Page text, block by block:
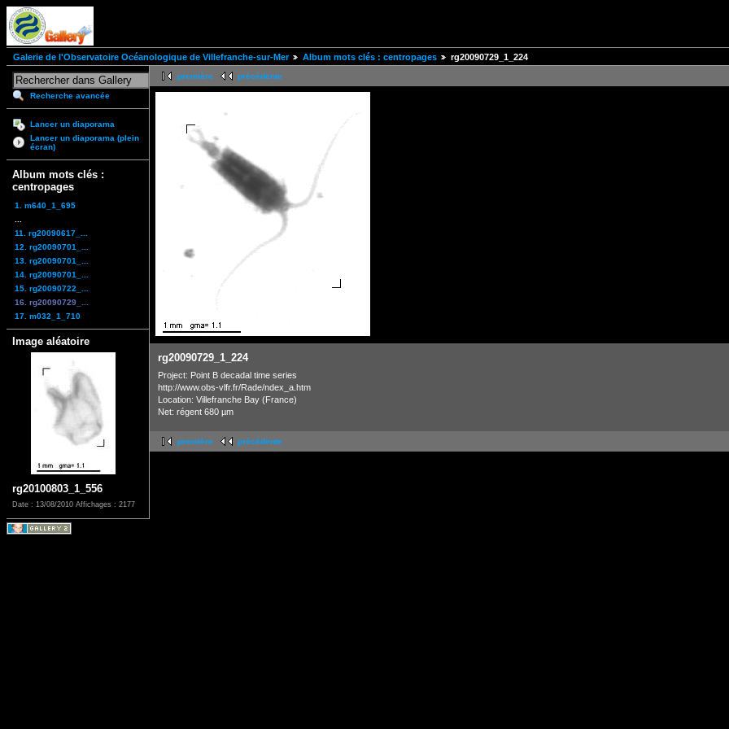
Galerie de l'Observatoire Océanologique de Villefranche-sur-Mer Album mots clés : centropages rg20090729_1_224
Recherche avancée
Lancer un diaporama
Lancer un diaporama (plein
écran)
Album mots clés :
centropages
1. m640_1_695
11. rg20090617_...
12. rg20090701_...
13. rg20090701_...
14. rg20090701_...
15. rg20090722_...
16. rg20090729_...
17. m032_1_710
Image aléatoire
rg20100803_1_556
Date : 13/08/2010 Affichages : 2177
première précédente
rg20090729_1_224
Project: Point B decadal time series
http://www.obs-vlfr.fr/Rade/ndex_a.htm
Location: Villefranche Bay (France)
Net: régent 680 µm
première précédente